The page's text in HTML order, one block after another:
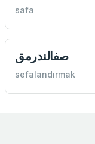
safa
صفالندرمق
sefalandırmak